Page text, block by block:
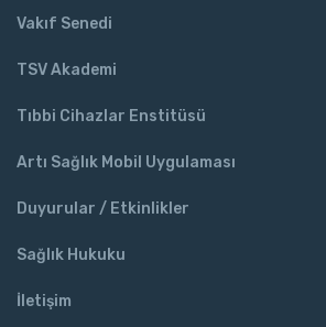
Vakıf Senedi
TSV Akademi
Tıbbi Cihazlar Enstitüsü
Artı Sağlık Mobil Uygulaması
Duyurular / Etkinlikler
Sağlık Hukuku
İletişim